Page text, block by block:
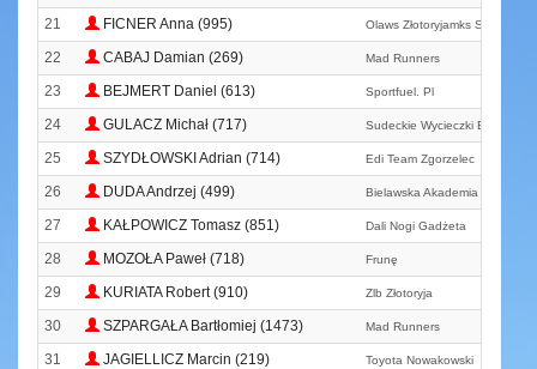
21
FICNER Anna (995) Olaws Złotoryjamks Siechnice
22 CABAJ Damian (269) Mad Runners
23 BEJMERT Daniel (613) Sportfuel. Pl
24 GULACZ Michał (717) Sudeckie Wycieczki Biegowe
25 SZYDŁOWSKI Adrian (714) Edi Team Zgorzelec
26 DUDA Andrzej (499) Bielawska Akademia Biegania
27 KAŁPOWICZ Tomasz (851) Dali Nogi Gadżeta
28 MOZOŁA Paweł (718) Frunę
29 KURIATA Robert (910) Zlb Złotoryja
30 SZPARGAŁA Bartłomiej (1473) Mad Runners
31 JAGIELLICZ Marcin (219) Toyota Nowakowski